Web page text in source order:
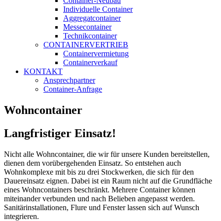
Individuelle Container
Aggregatcontainer
Messecontainer
Technikcontainer
CONTAINERVERTRIEB
Containervermietung
Containerverkauf
KONTAKT
Ansprechpartner
Container-Anfrage
Wohncontainer
Langfristiger Einsatz!
Nicht alle Wohncontainer, die wir für unsere Kunden bereitstellen,
dienen dem vorübergehenden Einsatz. So entstehen auch
Wohnkomplexe mit bis zu drei Stockwerken, die sich für den
Dauereinsatz eignen. Dabei ist ein Raum nicht auf die Grundfläche
eines Wohncontainers beschränkt. Mehrere Container können
miteinander verbunden und nach Belieben angepasst werden.
Sanitärinstallationen, Flure und Fenster lassen sich auf Wunsch
integrieren.